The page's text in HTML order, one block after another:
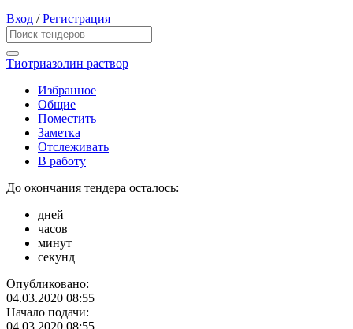
Вход /Регистрация
Тиотриазолин раствор
Избранное
Общие
Поместить
Заметка
Отслеживать
В работу
До окончания тендера осталось:
дней
часов
минут
секунд
Опубликовано:
04.03.2020 08:55
Начало подачи: